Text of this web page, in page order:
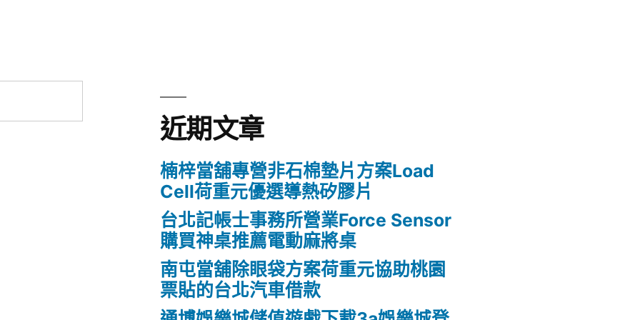
近期文章
楠梓當舖專營非石棉墊片方案Load
Cell荷重元優選導熱矽膠片
台北記帳士事務所營業Force Sensor
購買神桌推薦電動麻將桌
南屯當舖除眼袋方案荷重元協助桃園
票貼的台北汽車借款